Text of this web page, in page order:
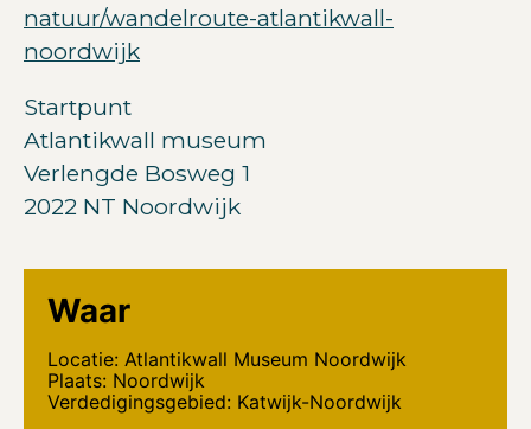
natuur/wandelroute-atlantikwall-
noordwijk
Startpunt
Atlantikwall museum
Verlengde Bosweg 1
2022 NT Noordwijk
Waar
Locatie: Atlantikwall Museum Noordwijk
Plaats: Noordwijk
Verdedigingsgebied: Katwijk-Noordwijk